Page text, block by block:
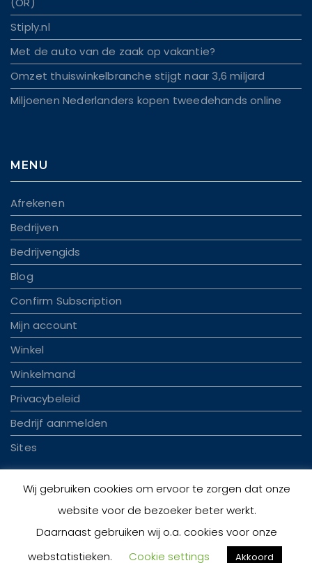
Stiply.nl
Met de auto van de zaak op vakantie?
Omzet thuiswinkelbranche stijgt naar 3,6 miljard
Miljoenen Nederlanders kopen tweedehands online
MENU
Afrekenen
Bedrijven
Bedrijvengids
Blog
Confirm Subscription
Mijn account
Winkel
Winkelmand
Privacybeleid
Bedrijf aanmelden
Sites
© 2026 Handelplaza.nl | Theme byTheme Ansar
Wij gebruiken cookies om ervoor te zorgen dat onze
website voor de bezoeker beter werkt.
Daarnaast gebruiken wij o.a. cookies voor onze
webstatistieken.
Cookie settings Akkoord